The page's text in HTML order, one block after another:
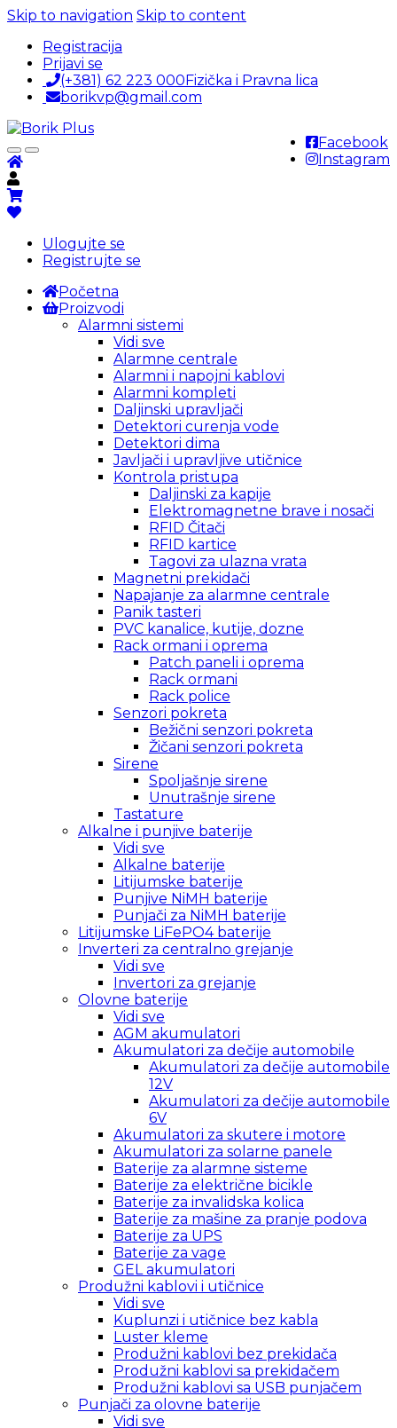
Skip to navigation Skip to content
Registracija
Prijavi se
(+381) 62 223 000Fizička i Pravna lica
borikvp@gmail.com
Facebook
Instagram
Ulogujte se
Registrujte se
Početna
Proizvodi
Alarmni sistemi
Vidi sve
Alarmne centrale
Alarmni i napojni kablovi
Alarmni kompleti
Daljinski upravljači
Detektori curenja vode
Detektori dima
Javljači i upravljive utičnice
Kontrola pristupa
Daljinski za kapije
Elektromagnetne brave i nosači
RFID Čitači
RFID kartice
Tagovi za ulazna vrata
Magnetni prekidači
Napajanje za alarmne centrale
Panik tasteri
PVC kanalice, kutije, dozne
Rack ormani i oprema
Patch paneli i oprema
Rack ormani
Rack police
Senzori pokreta
Bežični senzori pokreta
Žičani senzori pokreta
Sirene
Spoljašnje sirene
Unutrašnje sirene
Tastature
Alkalne i punjive baterije
Vidi sve
Alkalne baterije
Litijumske baterije
Punjive NiMH baterije
Punjači za NiMH baterije
Litijumske LiFePO4 baterije
Inverteri za centralno grejanje
Vidi sve
Invertori za grejanje
Olovne baterije
Vidi sve
AGM akumulatori
Akumulatori za dečije automobile
Akumulatori za dečije automobile
12V
Akumulatori za dečije automobile
6V
Akumulatori za skutere i motore
Akumulatori za solarne panele
Baterije za alarmne sisteme
Baterije za električne bicikle
Baterije za invalidska kolica
Baterije za mašine za pranje podova
Baterije za UPS
Baterije za vage
GEL akumulatori
Produžni kablovi i utičnice
Vidi sve
Kuplunzi i utičnice bez kabla
Luster kleme
Produžni kablovi bez prekidača
Produžni kablovi sa prekidačem
Produžni kablovi sa USB punjačem
Punjači za olovne baterije
Vidi sve